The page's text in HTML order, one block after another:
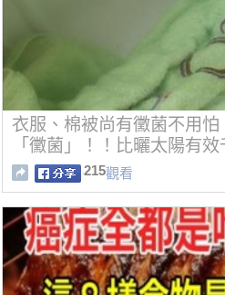
衣服、棉被尚有黴菌不用
「黴菌」！！比曬太陽有
215觀看